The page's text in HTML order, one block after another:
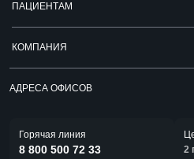
ПАЦИЕНТАМ
КОМПАНИЯ
АДРЕСА ОФИСОВ
Горячая линия
8 800 500 72 33
2